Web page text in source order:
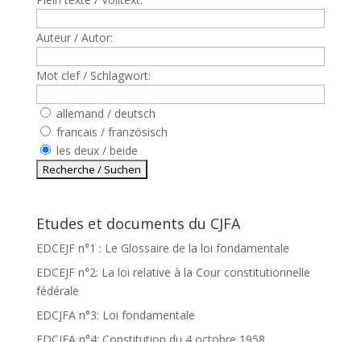
Auteur / Autor:
Mot clef / Schlagwort:
allemand / deutsch
francais / französisch
les deux / beide
Etudes et documents du CJFA
EDCEJF n°1 : Le Glossaire de la loi fondamentale
EDCEJF n°2: La loi relative à la Cour constitutionnelle
fédérale
EDCJFA n°3: Loi fondamentale